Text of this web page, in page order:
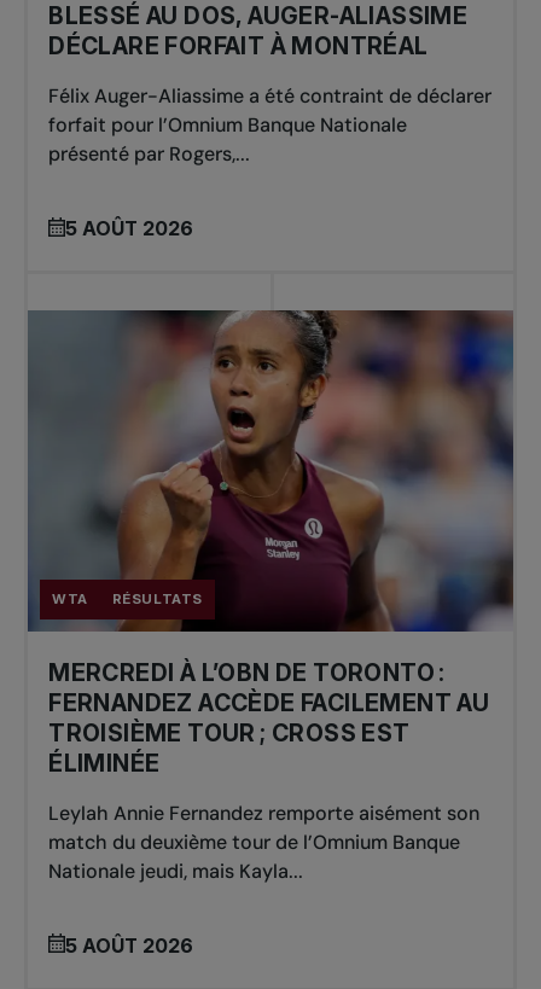
BLESSÉ AU DOS, AUGER-ALIASSIME
DÉCLARE FORFAIT À MONTRÉAL
Félix Auger-Aliassime a été contraint de déclarer
forfait pour l’Omnium Banque Nationale
présenté par Rogers,...
5 AOÛT 2026
WTA RÉSULTATS
MERCREDI À L’OBN DE TORONTO :
FERNANDEZ ACCÈDE FACILEMENT AU
TROISIÈME TOUR ; CROSS EST
ÉLIMINÉE
Leylah Annie Fernandez remporte aisément son
match du deuxième tour de l’Omnium Banque
Nationale jeudi, mais Kayla...
5 AOÛT 2026